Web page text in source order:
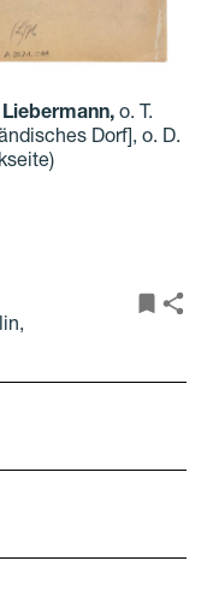
, o. T.
Dorf], o. D.